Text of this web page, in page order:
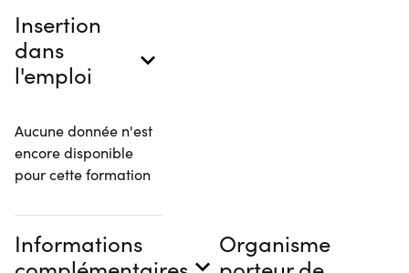
Insertion
dans
l'emploi
Aucune donnée n'est
encore disponible
pour cette formation
Informations
Organisme